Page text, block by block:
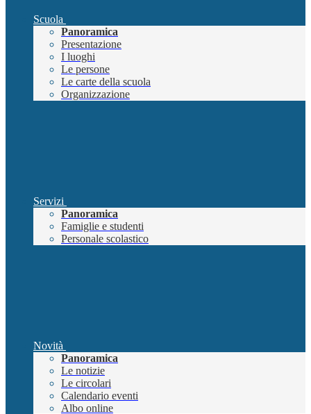
Scuola
Panoramica
Presentazione
I luoghi
Le persone
Le carte della scuola
Organizzazione
Servizi
Panoramica
Famiglie e studenti
Personale scolastico
Novità
Panoramica
Le notizie
Le circolari
Calendario eventi
Albo online